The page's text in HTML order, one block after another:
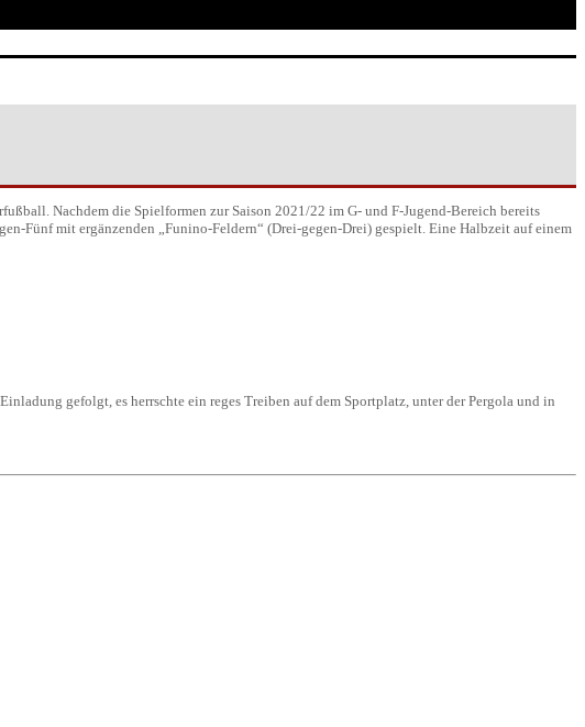
Nachdem die Spielformen zur Saison 2021/22 im G- und F-Jugend-Bereich bereits
Fünf mit ergänzenden „Funino-Feldern“ (Drei-gegen-Drei) gespielt. Eine Halbzeit auf einem
gefolgt, es herrschte ein reges Treiben auf dem Sportplatz, unter der Pergola und in